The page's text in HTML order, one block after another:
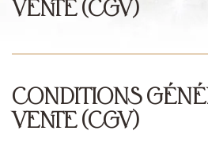
VENTE (CGV)
CONDITIONS
VENTE (CGV)